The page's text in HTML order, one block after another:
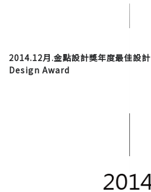
2014.12月 .金點設計獎年度最佳設計
Design Award